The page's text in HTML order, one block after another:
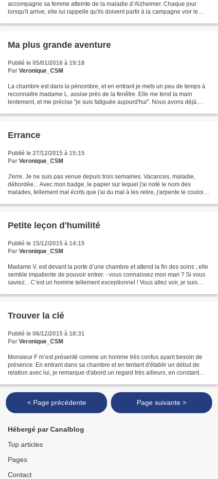
accompagne sa femme atteinte de la maladie d’Alzheimer. Chaque jour
lorsqu'il arrive, elle lui rappelle qu'ils doivent partir à la campagne voir le
Ma plus grande aventure
Publié le 05/01/2016 à 19:18
Par Veronique_CSM
La chambre est dans la pénombre, et en entrant je mets un peu de temps à
reconnaitre madame L. assise près de la fenêtre. Elle me tend la main
lentement, et me précise "je suis fatiguée aujourd'hui". Nous avons déjà
Errance
Publié le 27/12/2015 à 15:15
Par Veronique_CSM
J'erre. Je ne suis pas venue depuis trois semaines. Vacances, maladie,
débordée... Avec mon badge, le papier sur lequel j'ai noté le nom des
malades, tellement mal écrits que j'ai du mal à les relire, j'arpente le couloir.
Petite leçon d'humilité
Publié le 15/12/2015 à 14:15
Par Veronique_CSM
Madame V. est devant la porte d’une chambre et attend la fin des soins ; elle
semble impatiente de pouvoir entrer. - vous connaissez mon mari ? Si vous
saviez... C’est un homme tellement exceptionnel ! Vous allez voir, je suis
Trouver la clé
Publié le 06/12/2015 à 18:31
Par Veronique_CSM
Monsieur F m’est présenté comme un homme très confus ayant besoin de
présence. En entrant dans sa chambre et en tentant d'établir un début de
relation avec lui, je remarque d'abord un regard très ailleurs, en constant
< Page précédente Page suivante >
Hébergé par Canalblog
Top articles
Pages
Contact